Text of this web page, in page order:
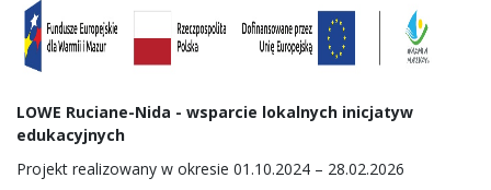
LOWE Ruciane-Nida - wsparcie lokalnych inicjatyw
edukacyjnych
Projekt realizowany w okresie 01.10.2024 – 28.02.2026